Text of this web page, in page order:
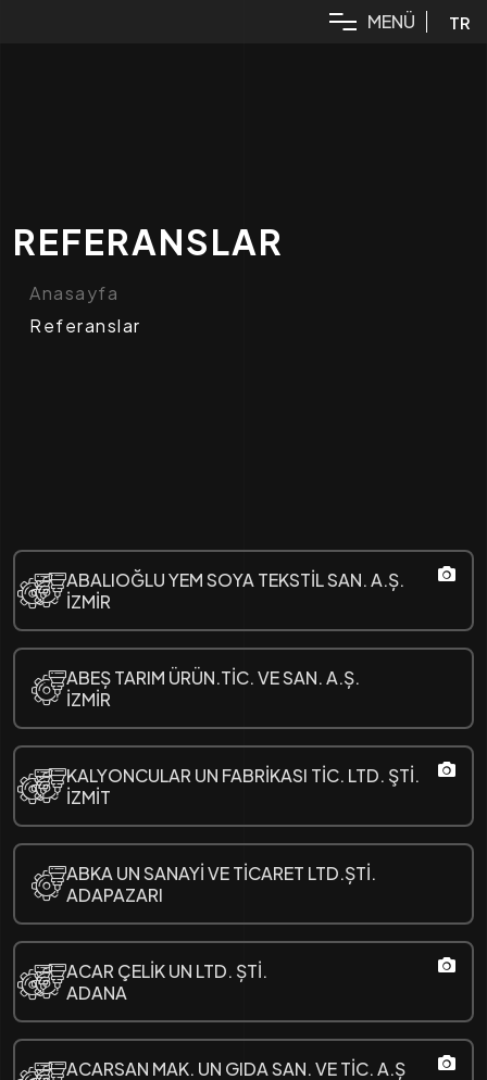
MENÜ TR
REFERANSLAR
Anasayfa
Referanslar
ABALIOĞLU YEM SOYA TEKSTİL SAN. A.Ș.
İZMİR
ABEȘ TARIM ÜRÜN.TİC. VE SAN. A.Ș.
İZMİR
KALYONCULAR UN FABRİKASI TİC. LTD. ŞTİ.
İZMİT
ABKA UN SANAYİ VE TİCARET LTD.ȘTİ.
ADAPAZARI
ACAR ÇELİK UN LTD. ȘTİ.
ADANA
ACARSAN MAK. UN GIDA SAN. VE TİC. A.Ș